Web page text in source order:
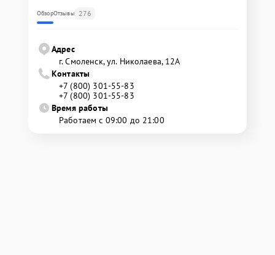
ОбзорОтзывы 276
Адрес
г. Смоленск, ул. Николаева, 12А
Контакты
+7 (800) 301-55-83
+7 (800) 301-55-83
Время работы
Работаем с 09:00 до 21:00